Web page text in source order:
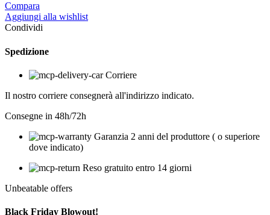
Compara
Aggiungi alla wishlist
Condividi
Spedizione
Corriere
Il nostro corriere consegnerà all'indirizzo indicato.
Consegne in 48h/72h
Garanzia 2 anni del produttore ( o superiore
dove indicato)
Reso gratuito entro 14 giorni
Unbeatable offers
Black Friday Blowout!